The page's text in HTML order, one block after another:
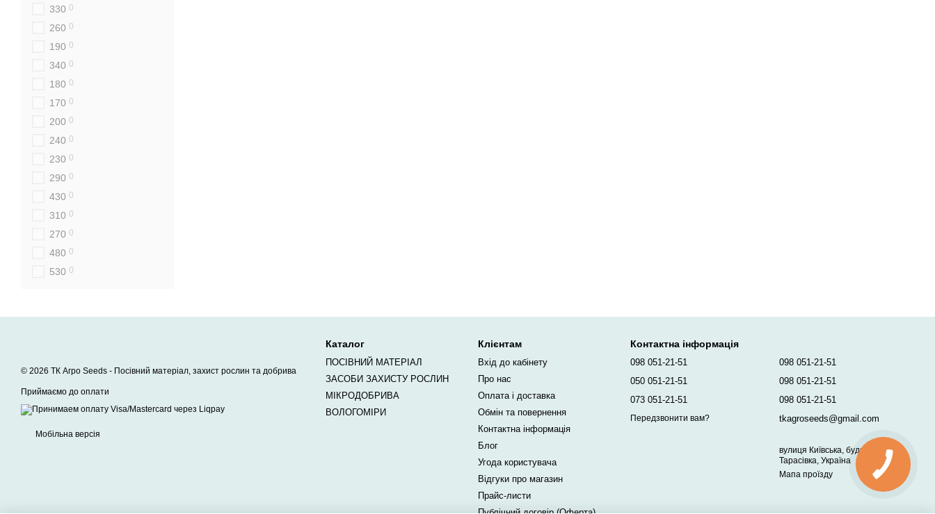
330 0
260 0
190 0
340 0
180 0
170 0
200 0
240 0
230 0
290 0
430 0
310 0
270 0
480 0
530 0
© 2026 ТК Агро Seeds - Посівний матеріал, захист рослин та добрива
Приймаємо до оплати
Мобільна версія
Каталог
ПОСІВНИЙ МАТЕРІАЛ
ЗАСОБИ ЗАХИСТУ РОСЛИН
МІКРОДОБРИВА
ВОЛОГОМІРИ
Клієнтам
Вхід до кабінету
Про нас
Оплата і доставка
Обмін та повернення
Контактна інформація
Блог
Угода користувача
Відгуки про магазин
Прайс-листи
Контактна інформація
098 051-21-51
050 051-21-51
073 051-21-51
Передзвонити вам?
098 051-21-51
098 051-21-51
098 051-21-51
tkagroseeds@gmail.com
вулиця Київська, будинок 96,
Тарасівка, Україна
Мапа проїзду